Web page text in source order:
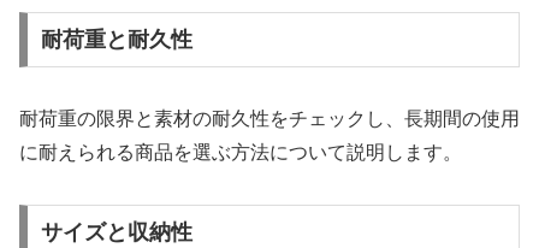
耐荷重と耐久性
耐荷重の限界と素材の耐久性をチェックし、長期間の使用
に耐えられる商品を選ぶ方法について説明します。
サイズと収納性